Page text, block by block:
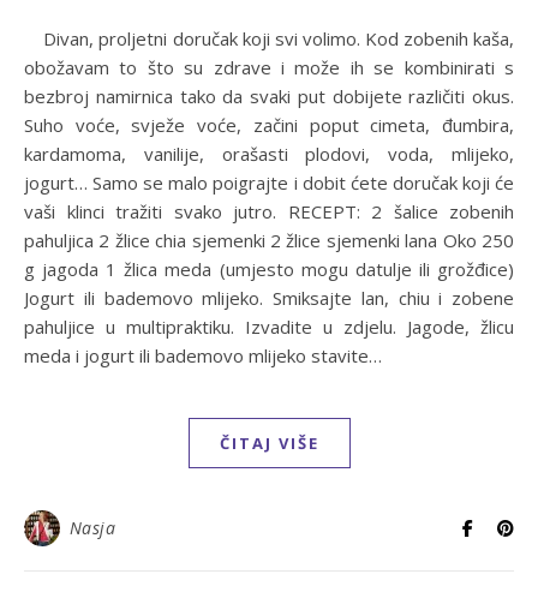
Divan, proljetni doručak koji svi volimo. Kod zobenih kaša,
obožavam to što su zdrave i može ih se kombinirati s
bezbroj namirnica tako da svaki put dobijete različiti okus.
Suho voće, svježe voće, začini poput cimeta, đumbira,
kardamoma, vanilije, orašasti plodovi, voda, mlijeko,
jogurt… Samo se malo poigrajte i dobit ćete doručak koji će
vaši klinci tražiti svako jutro. RECEPT: 2 šalice zobenih
pahuljica 2 žlice chia sjemenki 2 žlice sjemenki lana Oko 250
g jagoda 1 žlica meda (umjesto mogu datulje ili grožđice)
Jogurt ili bademovo mlijeko. Smiksajte lan, chiu i zobene
pahuljice u multipraktiku. Izvadite u zdjelu. Jagode, žlicu
meda i jogurt ili bademovo mlijeko stavite…
ČITAJ VIŠE
Nasja